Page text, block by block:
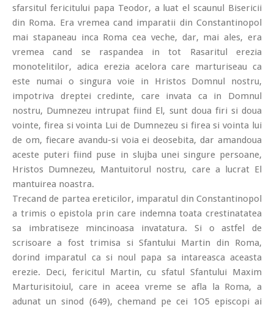
sfarsitul fericitului papa Teodor, a luat el scaunul Bisericii
din Roma. Era vremea cand imparatii din Constantinopol
mai stapaneau inca Roma cea veche, dar, mai ales, era
vremea cand se raspandea in tot Rasaritul erezia
monotelitilor, adica erezia acelora care marturiseau ca
este numai o singura voie in Hristos Domnul nostru,
impotriva dreptei credinte, care invata ca in Domnul
nostru, Dumnezeu intrupat fiind El, sunt doua firi si doua
vointe, firea si vointa Lui de Dumnezeu si firea si vointa lui
de om, fiecare avandu-si voia ei deosebita, dar amandoua
aceste puteri fiind puse in slujba unei singure persoane,
Hristos Dumnezeu, Mantuitorul nostru, care a lucrat El
mantuirea noastra.
Trecand de partea ereticilor, imparatul din Constantinopol
a trimis o epistola prin care indemna toata crestinatatea
sa imbratiseze mincinoasa invatatura. Si o astfel de
scrisoare a fost trimisa si Sfantului Martin din Roma,
dorind imparatul ca si noul papa sa intareasca aceasta
erezie. Deci, fericitul Martin, cu sfatul Sfantului Maxim
Marturisitoiul, care in aceea vreme se afla la Roma, a
adunat un sinod (649), chemand pe cei 1O5 episcopi ai